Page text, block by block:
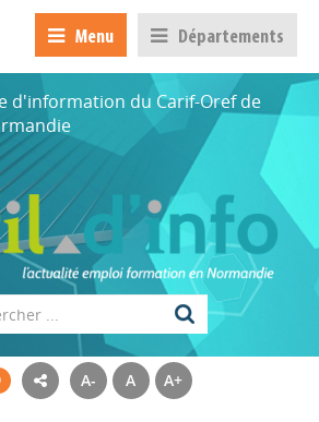
Menu Départements
d'information du Carif-Oref de
A- A A+